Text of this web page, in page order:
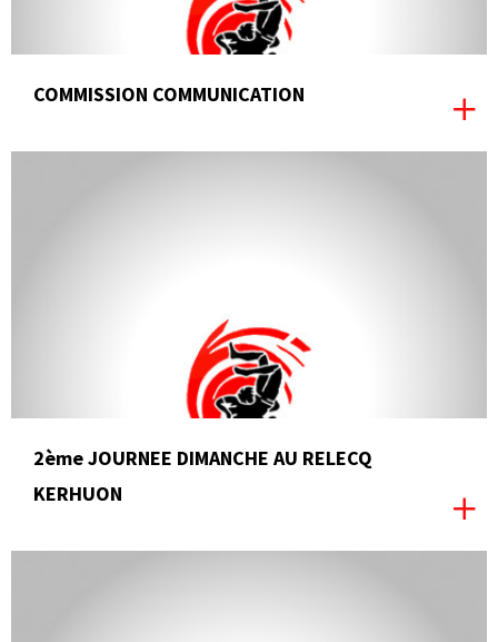
COMMISSION COMMUNICATION
2ème JOURNEE DIMANCHE AU RELECQ
KERHUON